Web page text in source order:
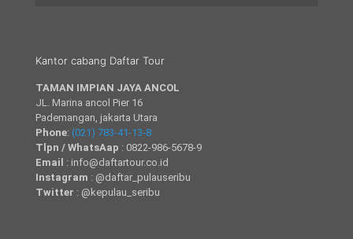
Kantor cabang Daftar Tour
TAMAN IMPIAN JAYA ANCOL
JL. Marina ancol Pier 16
Pademangan, jakarta Utara
Phone: (021) 783-41-13-8
Tlpn / WhatsAap : 0822-986-5678-9
Email : info@daftartour.co.id
Instagram : @daftar_pulauseribu
Twitter : @kepulau_seribu